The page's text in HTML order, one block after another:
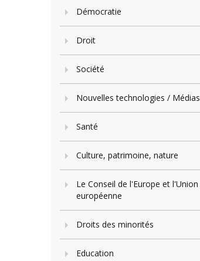
Démocratie
Droit
Société
Nouvelles technologies / Médias
Santé
Culture, patrimoine, nature
Le Conseil de l'Europe et l'Union
européenne
Droits des minorités
Education